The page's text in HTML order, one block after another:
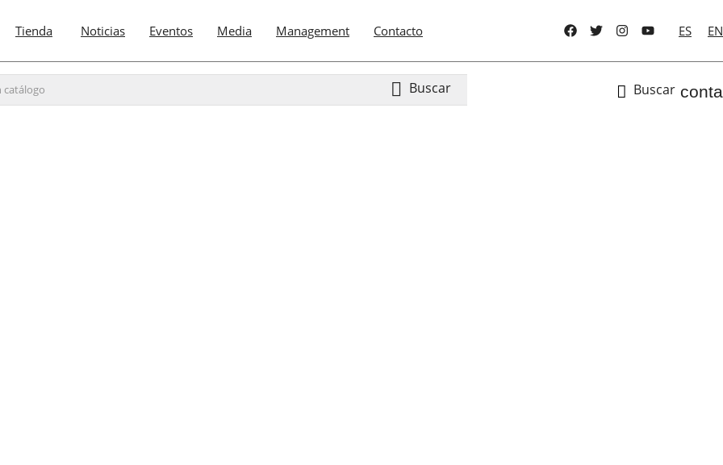
Tienda Noticias Eventos Media Management Contacto ES EN
 Buscar  Buscar